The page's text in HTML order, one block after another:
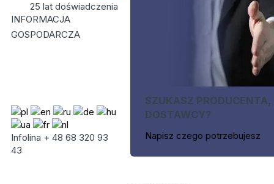
25 lat doświadczenia
INFORMACJA
GOSPODARCZA
Infolina + 48 68 320 93
43
SZUKASZ PRODUCENTA,
DOSTAWCY?
Napisz czego potrzebujesz